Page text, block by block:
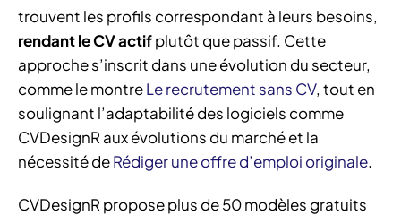
trouvent les profils correspondant à leurs besoins,
rendant le CV actifplutôt que passif. Cette
approche s’inscrit dans une évolution du secteur,
comme le montreLe recrutement sans CV, tout en
soulignant l’adaptabilité des logiciels comme
CVDesignR aux évolutions du marché et la
nécessité deRédiger une offre d’emploi originale.
CVDesignR propose plus de 50 modèles gratuits